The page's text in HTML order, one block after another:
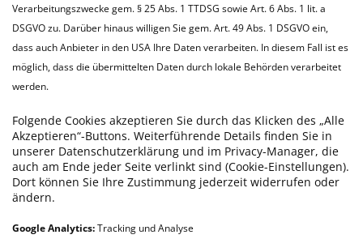
Filtern
Von: Dr. med. vet. Ralf Michling 25.05.12 15:17 0 Kommentare
Verarbeitungszwecke gem. § 25 Abs. 1 TTDSG sowie Art. 6 Abs. 1 lit. a
DSGVO zu. Darüber hinaus willigen Sie gem. Art. 49 Abs. 1 DSGVO ein,
dass auch Anbieter in den USA Ihre Daten verarbeiten. In diesem Fall ist es
möglich, dass die übermittelten Daten durch lokale Behörden verarbeitet
werden.
Folgende Cookies akzeptieren Sie durch das Klicken des „Alle
Akzeptieren“-Buttons. Weiterführende Details finden Sie in
unserer Datenschutzerklärung und im Privacy-Manager, die
auch am Ende jeder Seite verlinkt sind (Cookie-Einstellungen).
Dort können Sie Ihre Zustimmung jederzeit widerrufen oder
ändern.
Google Analytics:Tracking und Analyse